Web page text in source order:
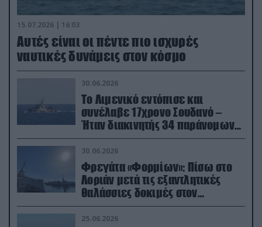
15.07.2026 | 16:03
Aυτές είναι οι πέντε πιο ισχυρές
ναυτικές δυνάμεις στον κόσμο
30.06.2026
Το Λιμενικό εντόπισε και
συνέλαβε 17χρονο Σουδανό –
Ήταν διακινητής 34 παράνομων
μεταναστών
30.06.2026
Φρεγάτα «Φορμίων»: Πίσω στο
Λοριάν μετά τις εξαντλητικές
θαλάσσιες δοκιμές στον
απαιτητικό Βισκαϊκό
25.06.2026